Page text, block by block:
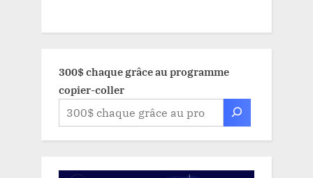
300$ chaque grâce au programme
copier-coller